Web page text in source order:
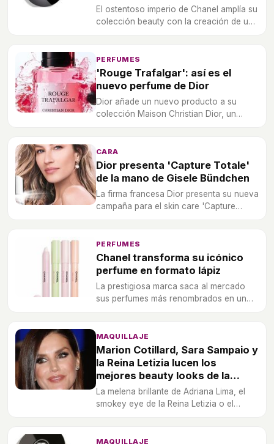
El ostentoso imperio de Chanel amplía su
colección beauty con la creación de una
PERFUMES
'Rouge Trafalgar': así es el
nuevo perfume de Dior
Dior añade un nuevo producto a su
colección Maison Christian Dior, un
Trafalfar'.
CARA
Dior presenta 'Capture Totale'
de la mano de Gisele Bündchen
La firma francesa Dior presenta su nueva
campaña para el skin care 'Capture
PERFUMES
Chanel transforma su icónico
perfume en formato lápiz
La prestigiosa marca saca al mercado
sus perfumes más renombrados en un
MAQUILLAJE
Marion Cotillard, Sara Sampaio y
la Reina Letizia lucen los
mejores beauty looks de la
semana
La melena brillante de Adriana Lima, el
smokey eye de la Reina Letizia o el
MAQUILLAJE